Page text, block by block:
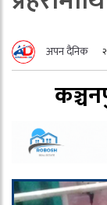
अपन दैनिक